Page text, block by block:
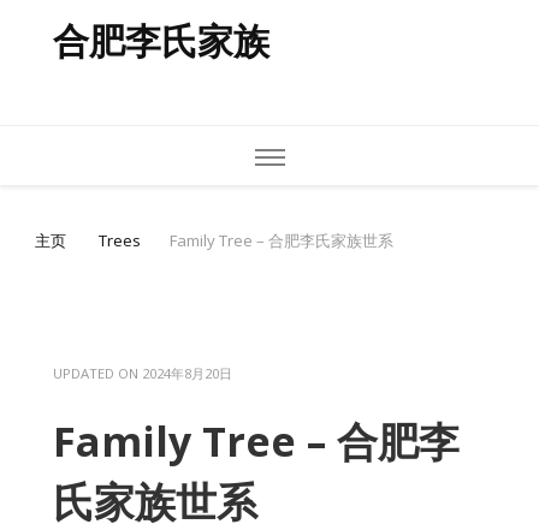
合肥李氏家族
主页 Trees Family Tree – 合肥李氏家族世系
UPDATED ON 2024年8月20日
Family Tree – 合肥李
氏家族世系